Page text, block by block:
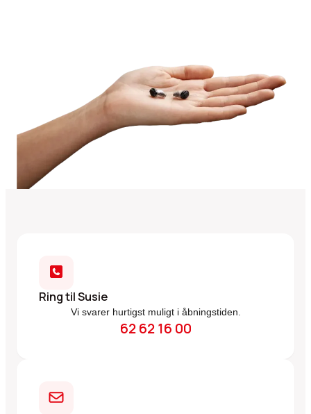
Ring til Susie
Vi svarer hurtigst muligt i åbningstiden.
62 62 16 00